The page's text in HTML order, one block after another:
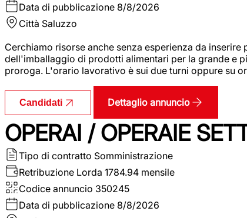
Data di pubblicazione 8/8/2026
Città Saluzzo
Cerchiamo risorse anche senza esperienza da
dell'imballaggio di prodotti alimentari per la grande e
proroga. L'orario lavorativo è sui due turni oppure su
Candidati Dettaglio annuncio
OPERAI / OPERAIE
Tipo di contratto Somministrazione
Retribuzione Lorda 1784.94 mensile
Codice annuncio 350245
Data di pubblicazione 8/8/2026